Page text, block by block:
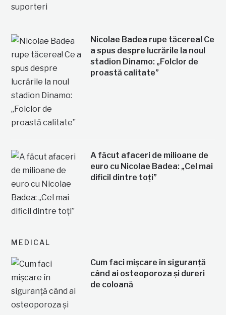
Nicolae Badea rupe tăcerea! Ce
a spus despre lucrările la noul
stadion Dinamo: „Folclor de
proastă calitate”
A făcut afaceri de milioane de
euro cu Nicolae Badea: „Cel mai
dificil dintre toți”
MEDICAL
Cum faci mișcare în siguranță
când ai osteoporoza și dureri
de coloană